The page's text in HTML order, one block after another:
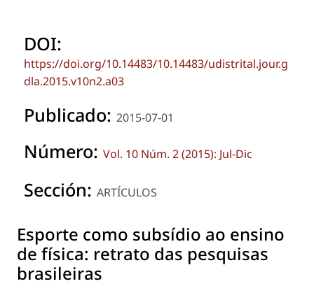
DOI:
https://doi.org/10.14483/10.14483/udistrital.jour.g
dla.2015.v10n2.a03
Publicado: 2015-07-01
Número: Vol. 10 Núm. 2 (2015): Jul-Dic
Sección: ARTÍCULOS
Esporte como subsídio ao ensino
de física: retrato das pesquisas
brasileiras